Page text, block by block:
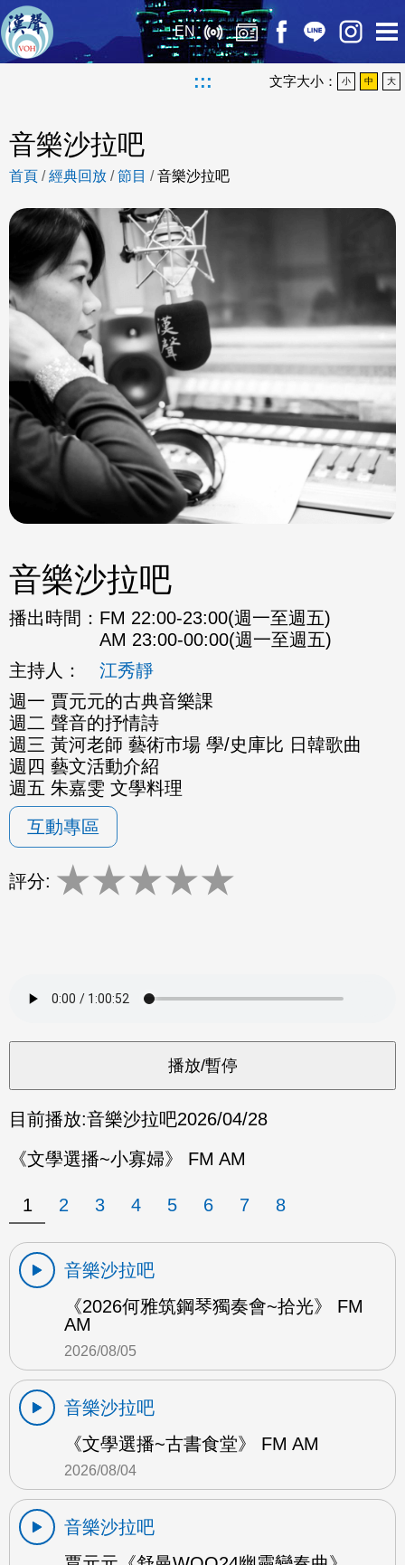
EN
::: 文字大小： 小 中 大
音樂沙拉吧
首頁 /經典回放 /節目 /音樂沙拉吧
音樂沙拉吧
播出時間： FM 22:00-23:00(週一至週五)
AM 23:00-00:00(週一至週五)
主持人：
江秀靜
週一 賈元元的古典音樂課
週二 聲音的抒情詩
週三 黃河老師 藝術市場 學/史庫比 日韓歌曲
週四 藝文活動介紹
週五 朱嘉雯 文學料理
互動專區
評分: ★★★★★
目前播放:音樂沙拉吧2026/04/28
《文學選播~小寡婦》 FM AM
1 2 3 4 5 6 7 8
音樂沙拉吧
《2026何雅筑鋼琴獨奏會~拾光》 FM
AM
2026/08/05
音樂沙拉吧
《文學選播~古書食堂》 FM AM
2026/08/04
音樂沙拉吧